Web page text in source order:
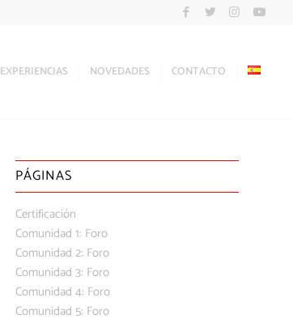
EXPERIENCIAS NOVEDADES CONTACTO
PÁGINAS
Certificación
Comunidad 1: Foro
Comunidad 2: Foro
Comunidad 3: Foro
Comunidad 4: Foro
Comunidad 5: Foro